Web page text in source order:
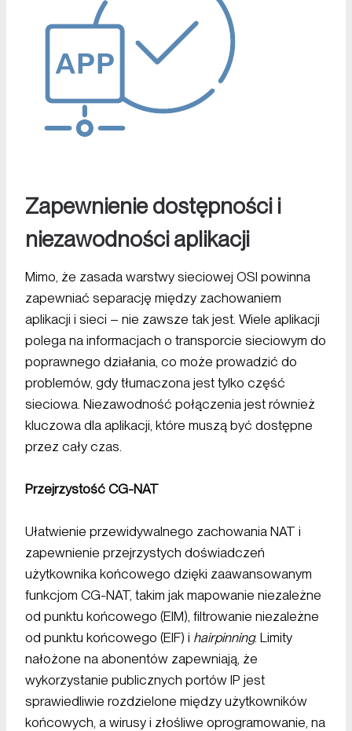
Zapewnienie dostępności i
niezawodności aplikacji
Mimo, że zasada warstwy sieciowej OSI powinna
zapewniać separację między zachowaniem
aplikacji i sieci – nie zawsze tak jest. Wiele aplikacji
polega na informacjach o transporcie sieciowym do
poprawnego działania, co może prowadzić do
problemów, gdy tłumaczona jest tylko część
sieciowa. Niezawodność połączenia jest również
kluczowa dla aplikacji, które muszą być dostępne
przez cały czas.
Przejrzystość CG-NAT
Ułatwienie przewidywalnego zachowania NAT i
zapewnienie przejrzystych doświadczeń
użytkownika końcowego dzięki zaawansowanym
funkcjom CG-NAT, takim jak mapowanie niezależne
od punktu końcowego (EIM), filtrowanie niezależne
od punktu końcowego (EIF) i hairpinning. Limity
nałożone na abonentów zapewniają, że
wykorzystanie publicznych portów IP jest
sprawiedliwie rozdzielone między użytkowników
końcowych, a wirusy i złośliwe oprogramowanie, na